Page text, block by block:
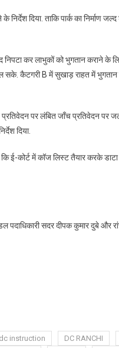
दिया. ताकि पार्क का निर्माण
कर लाभुकों को भुगतान कराने के
सके. कैटगरी B में सुखाड़ राहत में
पर लंबित जाँच प्रतिवेदन पर
दिया.
ई-कोर्ट में कॉज लिस्ट तैयार करके डाटा
पदाधिकारी सदर दीपक कुमार दुबे
instruction DC RANCHI